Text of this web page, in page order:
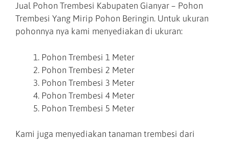
Jual Pohon Trembesi Kabupaten Gianyar – Pohon
Trembesi Yang Mirip Pohon Beringin. Untuk ukuran
pohonnya nya kami menyediakan di ukuran:
Pohon Trembesi 1 Meter
Pohon Trembesi 2 Meter
Pohon Trembesi 3 Meter
Pohon Trembesi 4 Meter
Pohon Trembesi 5 Meter
Kami juga menyediakan tanaman trembesi dari